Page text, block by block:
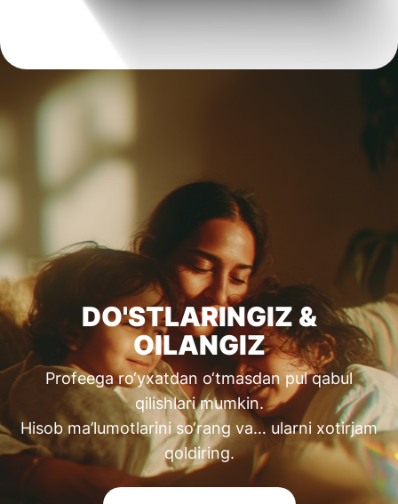
DO'STLARINGIZ &
OILANGIZ
Profeega ro‘yxatdan o‘tmasdan pul qabul
qilishlari mumkin.
Hisob ma’lumotlarini so‘rang va… ularni xotirjam
qoldiring.